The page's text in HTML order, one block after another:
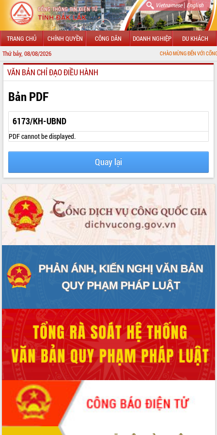
Vietnamese| English
TRANG CHỦ CHÍNH QUYỀN CÔNG DÂN DOANH NGHIỆP DU KHÁCH
Thứ bảy, 08/08/2026 CHÀO MỪNG ĐẾN VỚI CỔNG THÔNG
GIỚI THIỆU
LÃNH ĐẠO UBND TỈNH
TIN TỨC SỰ KIỆN
SỞ, BAN, NGÀNH
UBND CÁC XÃ, PHƯỜNG
THÔNG TIN CHỈ ĐẠO ĐIỀU HÀNH
VĂN BẢN HĐND TỈNH
ĐIỂM TIN VĂN BẢN
VĂN BẢN CHỈ ĐẠO ĐIỀU HÀNH
Bản PDF
6173/KH-UBND
PDF cannot be displayed.
Quay lại